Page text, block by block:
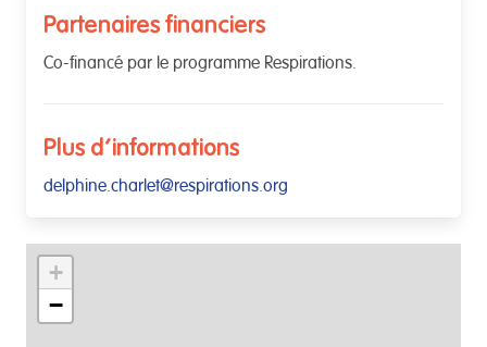
Partenaires financiers
Co-financé par le programme Respirations.
Plus d'informations
delphine.charlet@respirations.org
+
−